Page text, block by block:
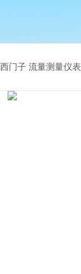
西门子 流量测量仪表